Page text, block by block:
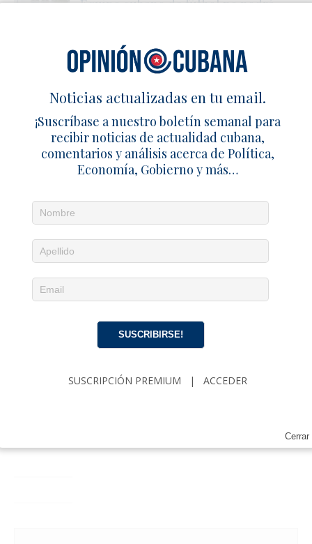
Equipo cubano de fútbol no podrá
27 junio 2026 Redacción 1
1 TRACKBACK / PINGBACK
Estados Unidos destina 6 millones de dólares en ayuda
humanitaria para Cuba – Cuba en Familia
Estados Unidos destina 6 millones de dólares en ayuda
humanitaria para Cuba - Noticias Cubanas
Deja un comentario
Cerrar
Noticias actualizadas en tu email.
¡Suscríbase a nuestro boletín semanal para
recibir noticias de actualidad cubana,
comentarios y análisis acerca de Política,
Economía, Gobierno y más…
SUSCRIBIRSE!
SUSCRIPCIÓN PREMIUM | ACCEDER